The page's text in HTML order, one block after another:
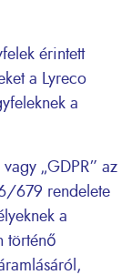
érintett
a Lyreco
a
„GDPR” az
679 rendelete
a
történő